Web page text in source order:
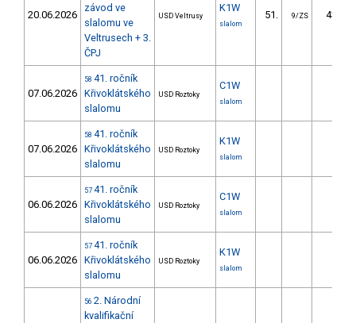
20.06.2026
závod ve
slalomu ve
Veltrusech + 3.
ČPJ
USD Veltrusy
K1W
slalom
51. 9/ZS 43.63
07.06.2026
58 41. ročník
Křivoklátského
slalomu
USD Roztoky
C1W
slalom
07.06.2026
58 41. ročník
Křivoklátského
slalomu
USD Roztoky
K1W
slalom
06.06.2026
57 41. ročník
Křivoklátského
slalomu
USD Roztoky
C1W
slalom
06.06.2026
57 41. ročník
Křivoklátského
slalomu
USD Roztoky
K1W
slalom
56 2. Národní
kvalifikační